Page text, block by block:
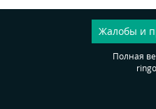
Жалобы и
Полная